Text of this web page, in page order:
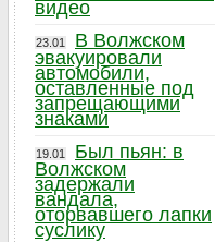
видео
23.01
В Волжском
эвакуировали
автомобили,
оставленные под
запрещающими
знаками
19.01
Был пьян: в
Волжском
задержали
вандала,
оторвавшего лапки
суслику